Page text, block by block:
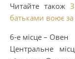
Читайте також
батьками воює
6-е місце – Овен
Центральне